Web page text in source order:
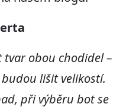
tvar obou chodidel –
lišit velikostí.
při výběru bot se